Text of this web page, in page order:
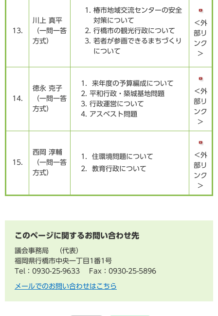
13.
川上 真平
​（一問一答
方式）
椿市地域交流センターの安全
対策について
行橋市の観光行政について
若者が参画できるまちづくり
について
＜外
部リ
ンク
＞
14.
徳永 克子
（一問一答
方式）
1．来年度の予算編成について
2. 平和行政・築城基地問題
3. 行政運営について
4. アスベスト問題
＜外
部リ
ンク
＞
15.
西岡 淳輔
（一問一答
方式）
1．住環境問題について
2. 教育行政について​
＜外
部リ
ンク
＞
このページに関するお問い合わせ先
議会事務局
代表
福岡県行橋市中央一丁目1番1号
Tel：0930-25-9633
Fax：0930-25-5896
メールでのお問い合わせはこちら